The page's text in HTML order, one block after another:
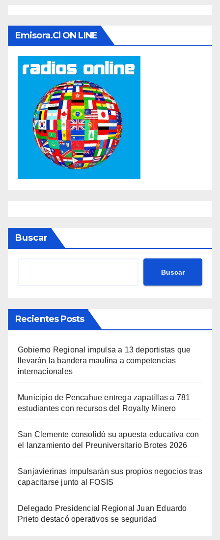
Emisora.cl ON LINE
Buscar
Buscar
Recientes Posts
Gobierno Regional impulsa a 13 deportistas que
llevarán la bandera maulina a competencias
internacionales
Municipio de Pencahue entrega zapatillas a 781
estudiantes con recursos del Royalty Minero
San Clemente consolidó su apuesta educativa con
el lanzamiento del Preuniversitario Brotes 2026
Sanjavierinas impulsarán sus propios negocios tras
capacitarse junto al FOSIS
Delegado Presidencial Regional Juan Eduardo
Prieto destacó operativos se seguridad